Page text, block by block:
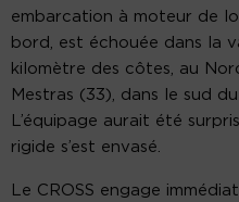
embarcation à moteur de
bord, est échouée dans la
kilomètre des côtes, au
Mestras (33), dans le sud
L’équipage aurait été
rigide s’est envasé.
Le CROSS engage